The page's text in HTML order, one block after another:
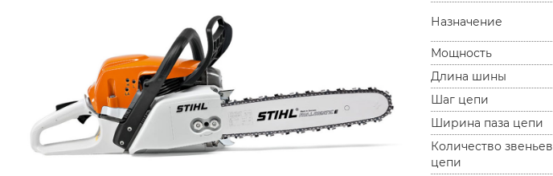
Назначение
Мощность
Длина шины
Шаг цепи
Ширина паза цепи
Количество звеньев
цепи